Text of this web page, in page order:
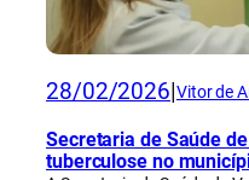
28/02/2026 Vitor de
Secretaria de Saúde
tuberculose no